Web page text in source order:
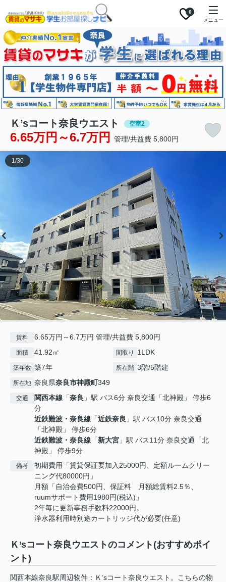
0
メニュー
Ｋ’sコート奈良ウエスト 空室2
6.65万円～6.7万円 管理/共益費 5,800円
1/30
賃料 6.65万円～6.7万円 管理/共益費 5,800円
面積 41.92㎡ 間取り 1LDK
築年数 築7年 所在階 3階/5階建
所在地 奈良県奈良市神殿町349
交通 関西本線 「奈良 」駅 バス6分 奈良交通「北神殿」 停歩6
分
近鉄難波・奈良線 「近鉄奈良 」駅 バス10分 奈良交通
「北神殿」 停歩6分
近鉄難波・奈良線 「新大宮 」駅 バス11分 奈良交通「北
神殿」 停歩9分
備考
初期費用「賃貸保証要加入25000円、定額ルームクリー
ニング代80000円」
月額「自治会費500円、保証料 月額総賃料2.5％、
ruumサポート費用1980円(税込)」
2年毎に更新事務手数料22000円。
浄水器利用時別途カートリッジ代が必要(任意)
Ｋ’sコート奈良ウエストのコメント(おすすめポイ
ント)
関西本線奈良駅周辺物件：Ｋ’sコート奈良ウエスト。こちらの物